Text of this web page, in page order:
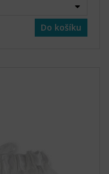
Do košíku